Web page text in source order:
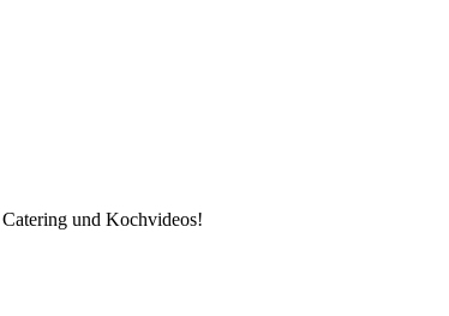
und Kochvideos!